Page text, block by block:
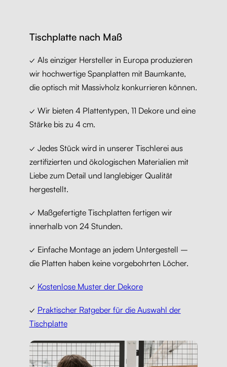
Tischplatte nach Maß
✓ Als einziger Hersteller in Europa produzieren
wir hochwertige Spanplatten mit Baumkante,
die optisch mit Massivholz konkurrieren können.
✓ Wir bieten 4 Plattentypen, 11 Dekore und eine
Stärke bis zu 4 cm.
✓ Jedes Stück wird in unserer Tischlerei aus
zertifizierten und ökologischen Materialien mit
Liebe zum Detail und langlebiger Qualität
hergestellt.
✓ Maßgefertigte Tischplatten fertigen wir
innerhalb von 24 Stunden.
✓ Einfache Montage an jedem Untergestell –
die Platten haben keine vorgebohrten Löcher.
✓ Kostenlose Muster der Dekore
✓ Praktischer Ratgeber für die Auswahl der
Tischplatte